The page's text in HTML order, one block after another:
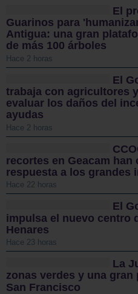
El
Guarinos para
Antigua: una gran
de más 100 árboles
Hace 2 horas
El
trabaja con agricultores
evaluar los daños del
ayudas
Hace 2 horas
recortes en Geacam
respuesta a los grandes
Hace 22 horas
El
impulsa el nuevo centro
Henares
Hace 23 horas
La
zonas verdes y una gran
San Francisco